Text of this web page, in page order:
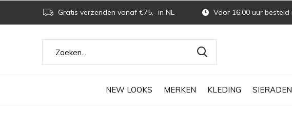
NEW LOOKS MERKEN KLEDING SIERADEN
Gratis verzenden vanaf €75,- in NL Voor 16.00 uur